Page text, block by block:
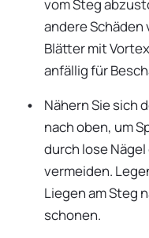
vom Steg
andere Schäden
Blätter mit
anfällig für
Nähern Sie sich
nach oben, um
durch lose
vermeiden.
Liegen am Steg
schonen.